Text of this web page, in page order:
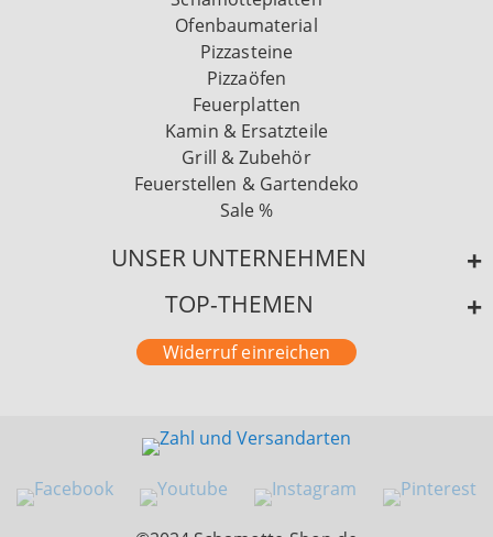
Ofenbaumaterial
Pizzasteine
Pizzaöfen
Feuerplatten
Kamin & Ersatzteile
Grill & Zubehör
Feuerstellen & Gartendeko
Sale %
UNSER UNTERNEHMEN
TOP-THEMEN
Widerruf einreichen